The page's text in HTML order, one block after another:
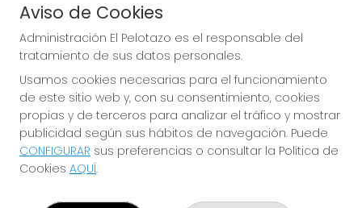
JUGAR EURODREAMS
Imagen anterior
Aviso de Cookies
Administración El Pelotazo es el responsable del
tratamiento de sus datos personales.
Usamos cookies necesarias para el funcionamiento
de este sitio web y, con su consentimiento, cookies
propias y de terceros para analizar el tráfico y mostrar
publicidad según sus hábitos de navegación. Puede
CONFIGURAR sus preferencias o consultar la Política de
Cookies AQUÍ.